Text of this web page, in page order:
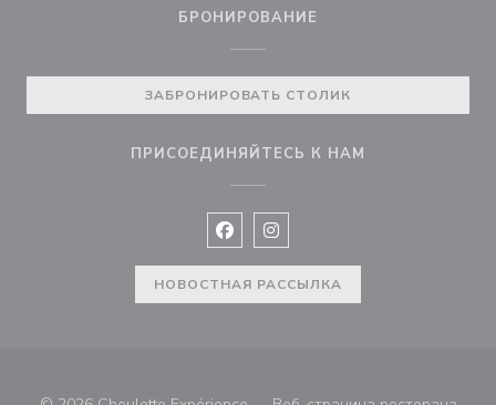
БРОНИРОВАНИЕ
ЗАБРОНИРОВАТЬ СТОЛИК
ПРИСОЕДИНЯЙТЕСЬ К НАМ
Facebook ((открывается в новом
Instagram ((открывается в
НОВОСТНАЯ РАССЫЛКА